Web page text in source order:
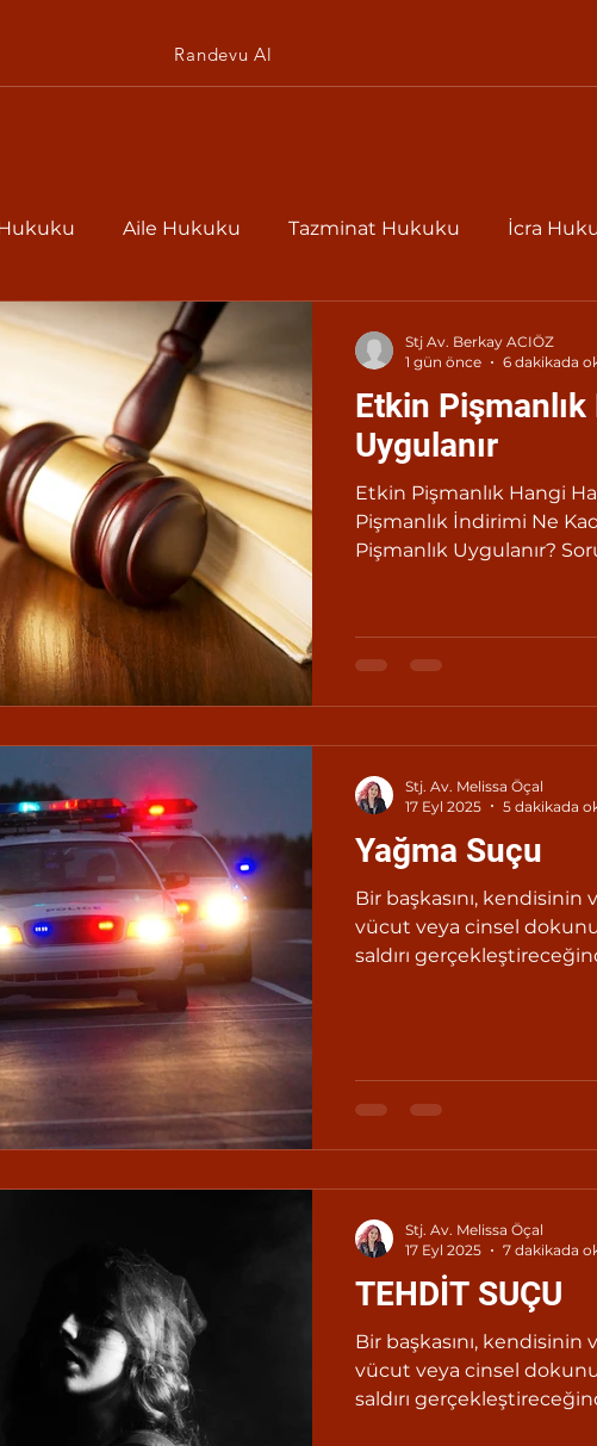
Randevu Al
Aile Hukuku Tazminat Hukuku İcra
iş hukuku Borçlar Hukuku
Etkin Pişmanlık
Uygulanır
Etkin Pişmanlık Hangi
Pişmanlık İndirimi Ne
Pişmanlık Uygulanır?
Stj Av. Berkay ACIÖZ
1 gün önce
6 dakikada
Yağma Suçu
Bir başkasını, kendisinin
vücut veya cinsel
saldırı
Stj. Av. Melissa Öçal
17 Eyl 2025
5 dakikada
TEHDİT SUÇU
Bir başkasını, kendisinin
vücut veya cinsel
saldırı
Stj. Av. Melissa Öçal
17 Eyl 2025
7 dakikada